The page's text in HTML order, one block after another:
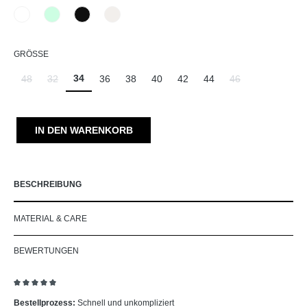
110 Weiß715 Opal990 Schwarz
GRÖSSE AUSWÄHLEN
48 32 34 36 38 40 42 44 46
IN DEN WARENKORB
BESCHREIBUNG
MATERIAL & CARE
BEWERTUNGEN
Bestellprozess: Schnell und unkompliziert